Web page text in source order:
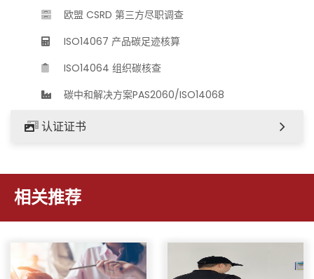
欧盟 CSRD 第三方尽职调查
ISO14067 产品碳足迹核算
ISO14064 组织碳核查
碳中和解决方案PAS2060/ISO14068
认证证书
相关推荐